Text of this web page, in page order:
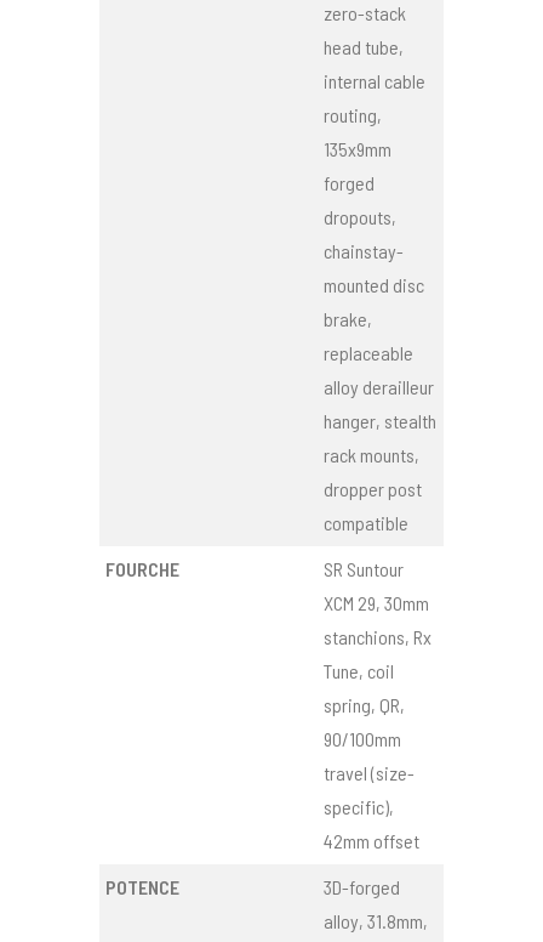
zero-stack
head tube,
internal cable
routing,
135x9mm
forged
dropouts,
chainstay-
mounted disc
brake,
replaceable
alloy derailleur
hanger, stealth
rack mounts,
dropper post
compatible
FOURCHE
SR Suntour
XCM 29, 30mm
stanchions, Rx
Tune, coil
spring, QR,
90/100mm
travel (size-
specific),
42mm offset
POTENCE
3D-forged
alloy, 31.8mm,